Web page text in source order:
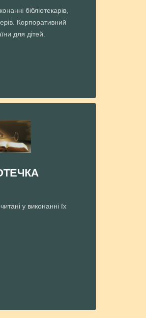
бібліотекарів,
Корпоративний
для дітей.
у виконанні їх